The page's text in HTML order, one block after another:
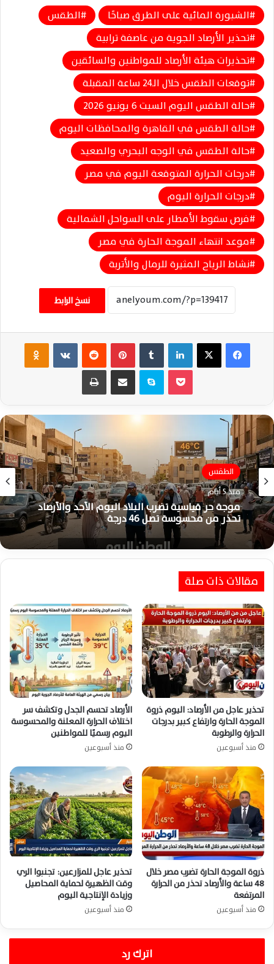
الشبورة المائية على الطرق صباحًا
الطقس
تحذير الأرصاد الجوية من عاصفة ترابية
تحذيرات هيئة الأرصاد للمواطنين والسائقين
توقعات الطقس خلال الـ24 ساعة المقبلة
حالة الطقس اليوم السبت 6 يونيو 2026
حالة الطقس في القاهرة والمحافظات اليوم
حالة الطقس في الوجه البحري والصعيد
درجات الحرارة المتوقعة اليوم في مصر
درجات الحرارة اليوم
فرص سقوط الأمطار على السواحل الشمالية
موعد انتهاء الموجة الحارة في مصر
نشاط الرياح المثيرة للرمال والأتربة
نسخ الرابط
فيسبوك ‫X لينكدإن بينتيريست ‏VKontakte
سكايب مشاركة عبر البريد طباعة
الطقس
منذ 5 أيام
موجة حر قياسية تضرب البلاد اليوم الأحد والأرصاد
تحذر من محسوسة تصل 46 درجة
مقالات ذات صلة
تحذير عاجل من الأرصاد: اليوم ذروة
الموجة الحارة وارتفاع كبير بدرجات
الحرارة والرطوبة
منذ أسبوعين
الأرصاد تحسم الجدل وتكشف سر
اختلاف الحرارة المعلنة والمحسوسة
اليوم رسميًا للمواطنين
منذ أسبوعين
ذروة الموجة الحارة تضرب مصر خلال
48 ساعة والأرصاد تحذر من الحرارة
المرتفعة
منذ أسبوعين
تحذير عاجل للمزارعين: تجنبوا الري
وقت الظهيرة لحماية المحاصيل
وزيادة الإنتاجية اليوم
منذ أسبوعين
اترك رد